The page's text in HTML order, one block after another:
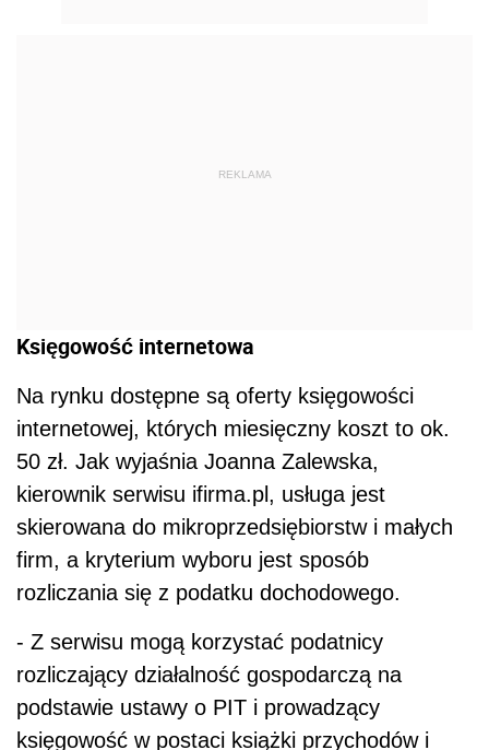
REKLAMA
Księgowość internetowa
Na rynku dostępne są oferty księgowości
internetowej, których miesięczny koszt to ok.
50 zł. Jak wyjaśnia Joanna Zalewska,
kierownik serwisu ifirma.pl, usługa jest
skierowana do mikroprzedsiębiorstw i małych
firm, a kryterium wyboru jest sposób
rozliczania się z podatku dochodowego.
- Z serwisu mogą korzystać podatnicy
rozliczający działalność gospodarczą na
podstawie ustawy o PIT i prowadzący
księgowość w postaci książki przychodów i